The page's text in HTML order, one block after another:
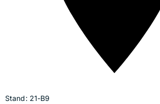
Stand: 21-B9